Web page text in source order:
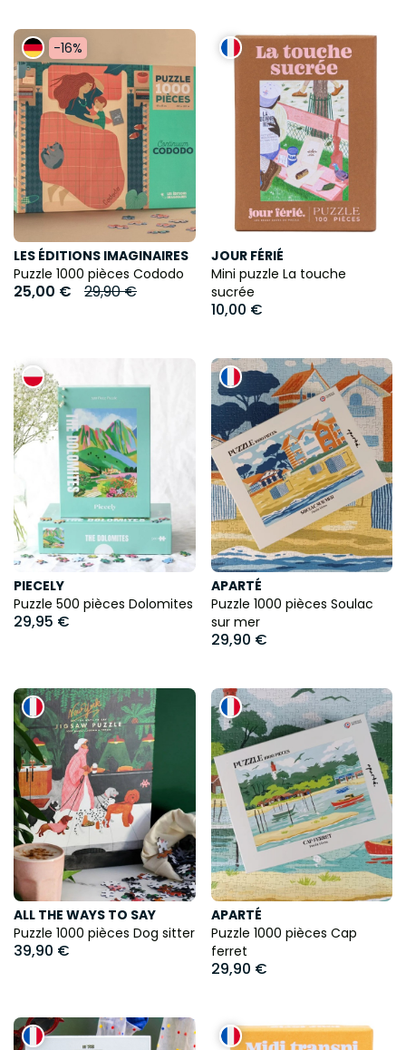
-16%
LES ÉDITIONS IMAGINAIRES
Puzzle 1000 pièces Cododo
25,00 € 29,90 €
JOUR FÉRIÉ
Mini puzzle La touche
sucrée
10,00 €
PIECELY
Puzzle 500 pièces Dolomites
29,95 €
APARTÉ
Puzzle 1000 pièces Soulac
sur mer
29,90 €
ALL THE WAYS TO SAY
Puzzle 1000 pièces Dog sitter
39,90 €
APARTÉ
Puzzle 1000 pièces Cap
ferret
29,90 €